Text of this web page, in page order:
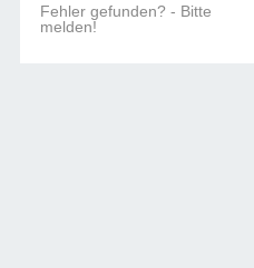
Fehler gefunden? - Bitte
melden!